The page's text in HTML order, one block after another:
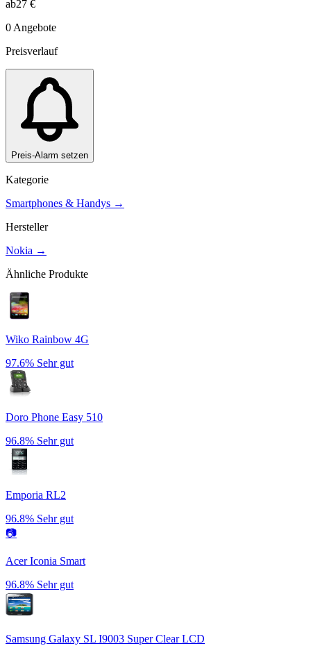
ab27 €
0 Angebote
Preisverlauf
Preis-Alarm setzen
Kategorie
Smartphones & Handys →
Hersteller
Nokia →
Ähnliche Produkte
Wiko Rainbow 4G
97.6% Sehr gut
Doro Phone Easy 510
96.8% Sehr gut
Emporia RL2
96.8% Sehr gut
📷
Acer Iconia Smart
96.8% Sehr gut
Samsung Galaxy SL I9003 Super Clear LCD